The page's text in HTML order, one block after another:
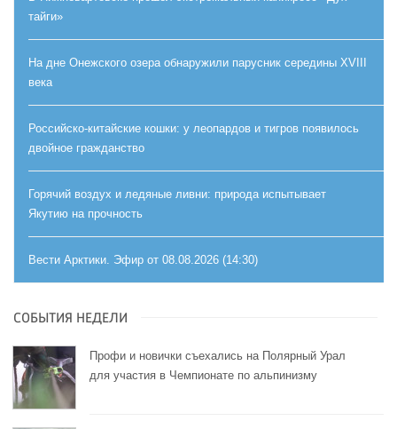
тайги»
На дне Онежского озера обнаружили парусник середины XVIII
века
Российско-китайские кошки: у леопардов и тигров появилось
двойное гражданство
Горячий воздух и ледяные ливни: природа испытывает
Якутию на прочность
Вести Арктики. Эфир от 08.08.2026 (14:30)
СОБЫТИЯ НЕДЕЛИ
Профи и новички съехались на Полярный Урал
для участия в Чемпионате по альпинизму